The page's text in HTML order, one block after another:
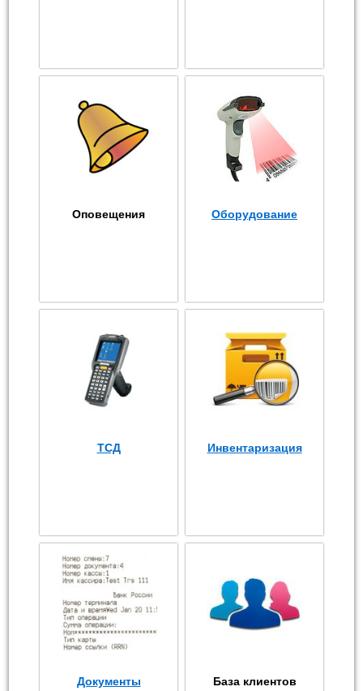
Оповещения Оборудование
ТСД Инвентаризация
Документы База клиентов